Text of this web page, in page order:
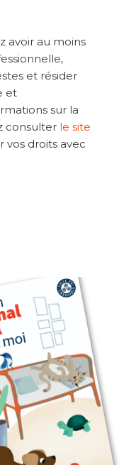
avoir au moins
et résider
et
sur la
consulter le site
vos droits avec